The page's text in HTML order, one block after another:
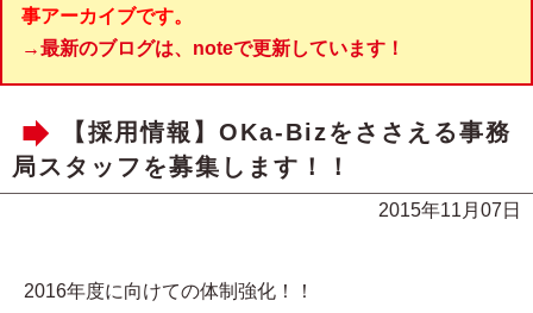
事アーカイブです。
→最新のブログは、noteで更新しています！
【採用情報】OKa-Bizをささえる事務
局スタッフを募集します！！
2015年11月07日
2016年度に向けての体制強化！！